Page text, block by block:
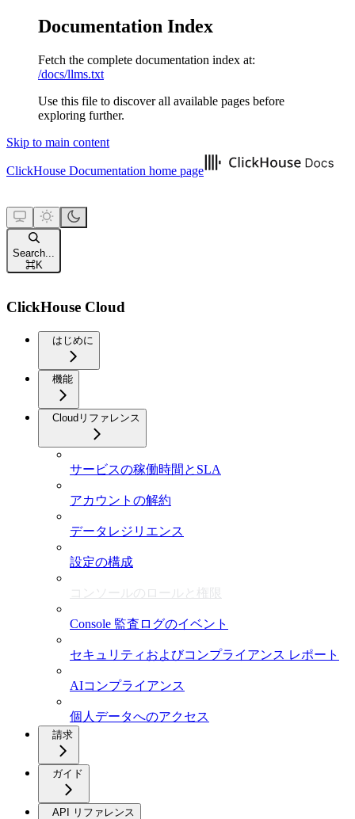
Documentation Index
Fetch the complete documentation index at:
/docs/llms.txt
Use this file to discover all available pages before
exploring further.
Skip to main content
ClickHouse Documentation home page
Search...
⌘K
ClickHouse Cloud
はじめに
機能
Cloudリファレンス
サービスの稼働時間とSLA
アカウントの解約
データレジリエンス
設定の構成
コンソールのロールと権限
Console 監査ログのイベント
セキュリティおよびコンプライアンス レポート
AIコンプライアンス
個人データへのアクセス
請求
ガイド
API リファレンス